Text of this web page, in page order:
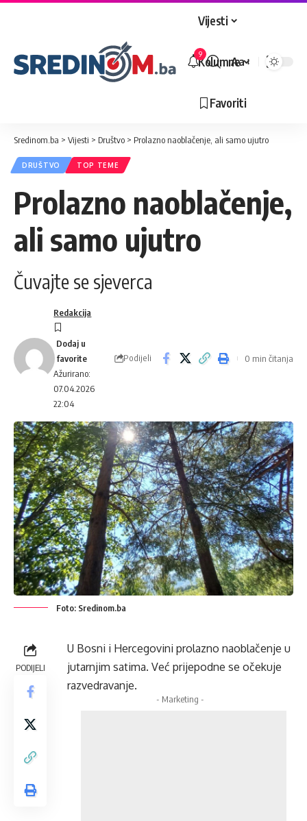
Vijesti
Kolumne
Favoriti
9
Veličina
Aa
Sredinom.ba > Vijesti > Društvo > Prolazno naoblačenje, ali samo ujutro
DRUŠTVO TOP TEME
Prolazno naoblačenje,
ali samo ujutro
Čuvajte se sjeverca
Ažurirano:
07.04.2026
22:04
Redakcija
Podijeli 0 min čitanja
Foto: Sredinom.ba
PODIJELI
U Bosni i Hercegovini prolazno naoblačenje u
jutarnjim satima. Već prijepodne se očekuje
razvedravanje.
- Marketing -